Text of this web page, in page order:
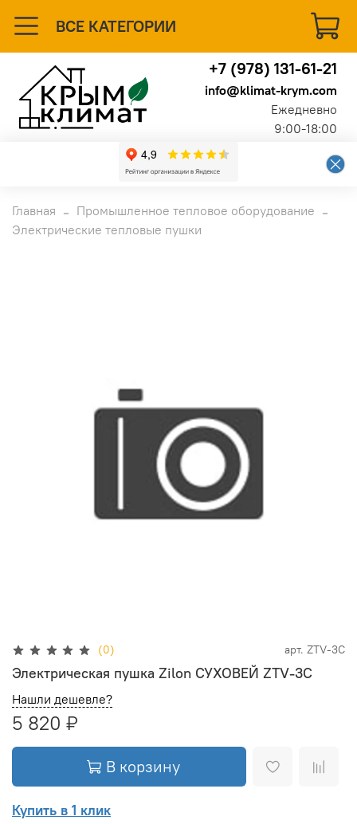
ВСЕ КАТЕГОРИИ
+7 (978) 131-61-21
info@klimat-krym.com
Ежедневно
9:00-18:00
Главная
Промышленное тепловое оборудование
Электрические тепловые пушки
(0) арт. ZTV-3C
Электрическая пушка Zilon СУХОВЕЙ ZTV-3C
Нашли дешевле?
5 820 ₽
В корзину
Купить в 1 клик